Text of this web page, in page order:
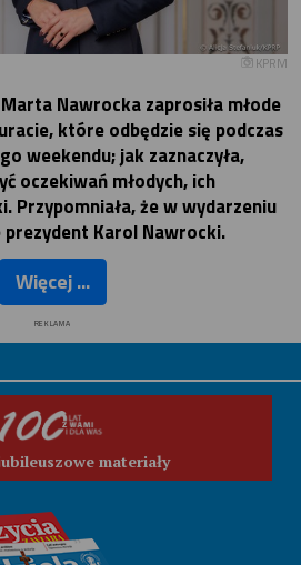
KPRM
Nawrocka zaprosiła młode
które odbędzie się podczas
weekendu; jak zaznaczyła,
oczekiwań młodych, ich
Przypomniała, że w wydarzeniu
Karol Nawrocki.
Więcej ...
REKLAMA
materiały